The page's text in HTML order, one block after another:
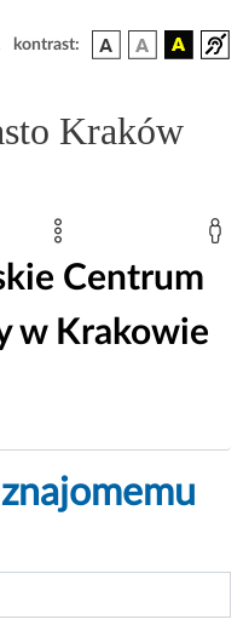
kontrast:
Kraków
Centrum
w Krakowie